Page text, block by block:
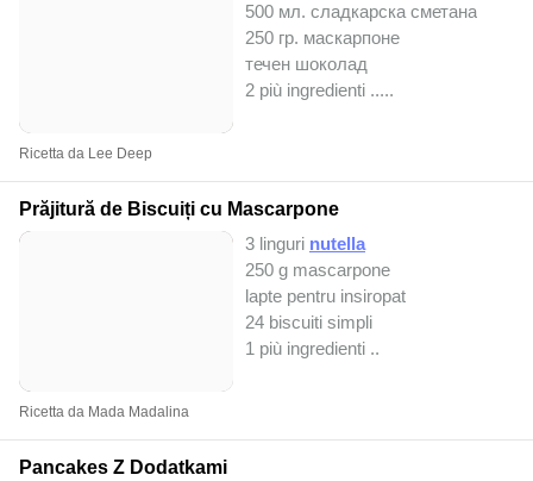
500 мл. сладкарска сметана
250 гр. маскарпоне
течен шоколад
2 più ingredienti .....
Ricetta da Lee Deep
Prăjitură de Biscuiți cu Mascarpone
3 linguri nutella
250 g mascarpone
lapte pentru insiropat
24 biscuiti simpli
1 più ingredienti ..
Ricetta da Mada Madalina
Pancakes Z Dodatkami